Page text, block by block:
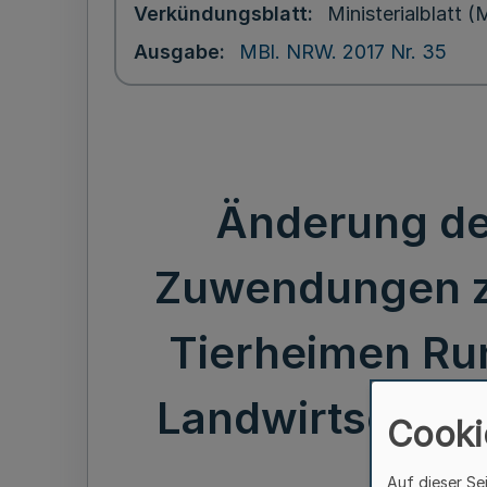
Verkündungsblatt
Ministerialblatt
Ausgabe
MBl. NRW. 2017 Nr. 35
Änderung
Zuwendungen
Tierheimen
Auf dieser